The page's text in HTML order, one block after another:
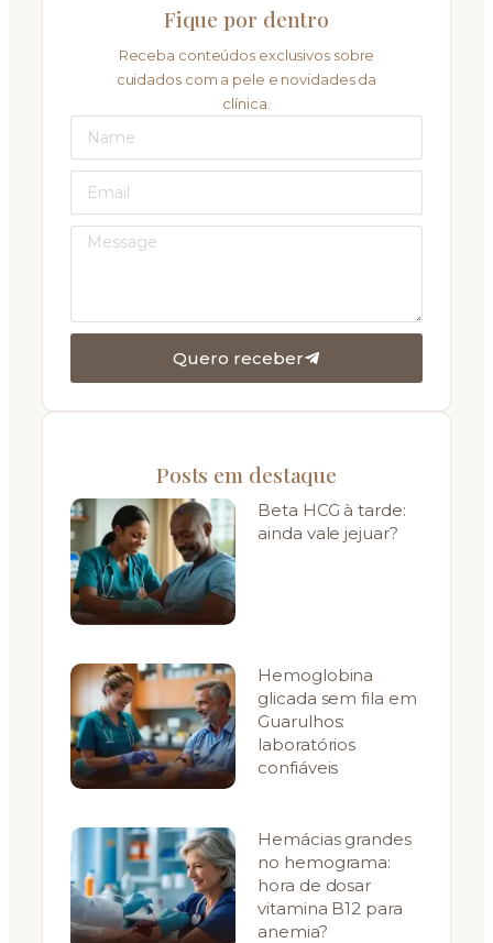
Fique por dentro
Receba conteúdos exclusivos sobre
cuidados com a pele e novidades da
clínica.
Quero receber
Posts em destaque
Beta HCG à tarde:
ainda vale jejuar?
Hemoglobina
glicada sem fila em
Guarulhos:
laboratórios
confiáveis
Hemácias grandes
no hemograma:
hora de dosar
vitamina B12 para
anemia?